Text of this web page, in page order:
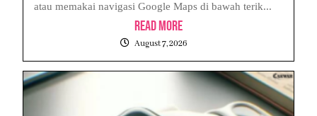
atau memakai navigasi Google Maps di bawah terik...
Read More
August 7, 2026